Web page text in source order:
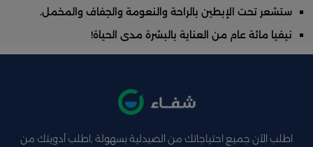
ستشعر تحت الإبطين بالراحة والنعومة والجفاف والمخمل.
نيفيا مائة عام من العناية بالبشرة مدى الحياة!
اطلب الآن جميع احتياجاتك من الصيدلية بسهولة ,اطلب أدويتك من